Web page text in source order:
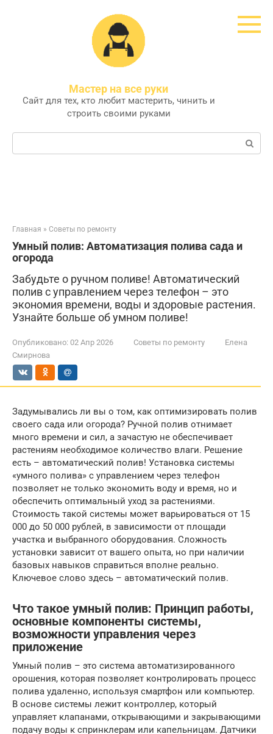
Мастер на все руки
Сайт для тех, кто любит мастерить, чинить и
строить своими руками
Поиск:
Главная » Советы по ремонту
Умный полив: Автоматизация полива сада и
огорода
Забудьте о ручном поливе! Автоматический
полив с управлением через телефон – это
экономия времени, воды и здоровые растения.
Узнайте больше об умном поливе!
Опубликовано: 02 Апр 2026 Советы по ремонту
Елена
Смирнова
Задумывались ли вы о том, как оптимизировать полив
своего сада или огорода? Ручной полив отнимает
много времени и сил, а зачастую не обеспечивает
растениям необходимое количество влаги. Решение
есть – автоматический полив! Установка системы
«умного полива» с управлением через телефон
позволяет не только экономить воду и время, но и
обеспечить оптимальный уход за растениями.
Стоимость такой системы может варьироваться от 15
000 до 50 000 рублей, в зависимости от площади
участка и выбранного оборудования. Сложность
установки зависит от вашего опыта, но при наличии
базовых навыков справиться вполне реально.
Ключевое слово здесь – автоматический полив.
Что такое умный полив: Принцип работы,
основные компоненты системы,
возможности управления через
приложение
Умный полив – это система автоматизированного
орошения, которая позволяет контролировать процесс
полива удаленно, используя смартфон или компьютер.
В основе системы лежит контроллер, который
управляет клапанами, открывающими и закрывающими
подачу воды к спринклерам или капельницам. Датчики